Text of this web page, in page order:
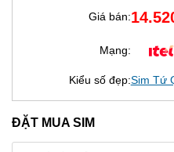
Giá bán:
Mạng:
Kiểu số đẹp:Sim Tứ
ĐẶT MUA SIM